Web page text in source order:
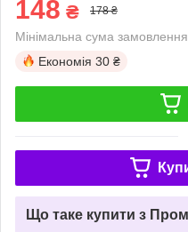
148 ₴ 178 ₴
Мінімальна сума
Економія 30 ₴
Що таке купити з